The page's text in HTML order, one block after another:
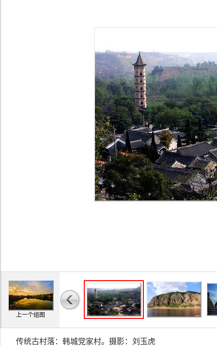
上一个组图
传统古村落：韩城党家村。摄影：刘玉虎